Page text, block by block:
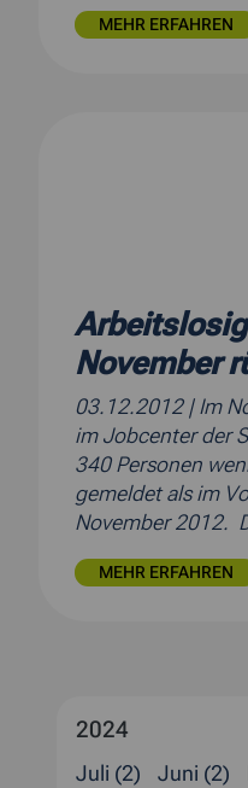
MEHR ERFAHREN
November
03.12.2012 | Im
im Jobcenter der
340 Personen
gemeldet als im
November 2012.
MEHR ERFAHREN
2024
Juli (2) Juni (2)